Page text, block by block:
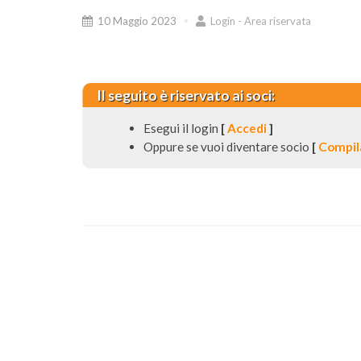
10 Maggio 2023 Login - Area riservata
Il seguito è riservato ai soci:
Esegui il login [Accedi]
Oppure se vuoi diventare socio [